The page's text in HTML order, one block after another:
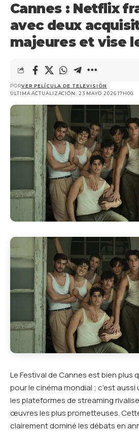
Cannes : Netflix
avec deux
majeures et vise
ÚLTIMA ACTUALIZACIÓN: 23 MAYO 2026 17H00
PORVER PELÍCULA DE TELEVISIÓN
Le Festival de Cannes est bien plus
pour le cinéma mondial ; c’est
les plateformes de streaming
œuvres les plus prometteuses.
clairement dominé les débats en